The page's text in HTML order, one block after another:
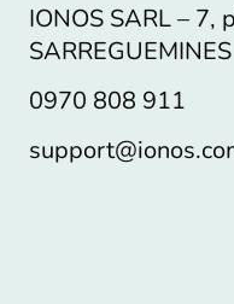
IONOS SARL – 7,
SARREGUEMINES
0970 808 911